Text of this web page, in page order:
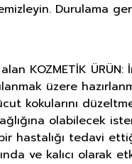
Durulama
KOZMETİK
üzere
kokularını
olabilecek
hastalığı tedavi
ve kalıcı olarak